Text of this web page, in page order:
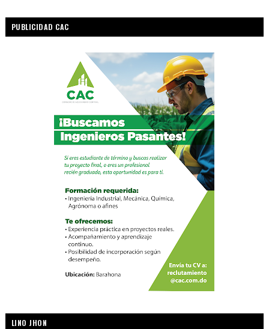
PUBLICIDAD CAC
LINO JHON